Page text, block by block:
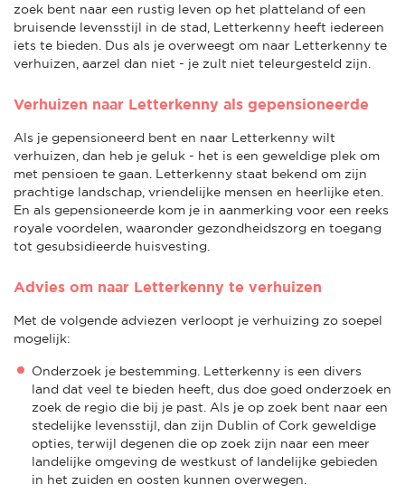
zoek bent naar een rustig leven op het platteland of een
bruisende levensstijl in de stad, Letterkenny heeft iedereen
iets te bieden. Dus als je overweegt om naar Letterkenny te
verhuizen, aarzel dan niet - je zult niet teleurgesteld zijn.
Verhuizen naar Letterkenny als gepensioneerde
Als je gepensioneerd bent en naar Letterkenny wilt
verhuizen, dan heb je geluk - het is een geweldige plek om
met pensioen te gaan. Letterkenny staat bekend om zijn
prachtige landschap, vriendelijke mensen en heerlijke eten.
En als gepensioneerde kom je in aanmerking voor een reeks
royale voordelen, waaronder gezondheidszorg en toegang
tot gesubsidieerde huisvesting.
Advies om naar Letterkenny te verhuizen
Met de volgende adviezen verloopt je verhuizing zo soepel
mogelijk:
Onderzoek je bestemming. Letterkenny is een divers
land dat veel te bieden heeft, dus doe goed onderzoek en
zoek de regio die bij je past. Als je op zoek bent naar een
stedelijke levensstijl, dan zijn Dublin of Cork geweldige
opties, terwijl degenen die op zoek zijn naar een meer
landelijke omgeving de westkust of landelijke gebieden
in het zuiden en oosten kunnen overwegen.